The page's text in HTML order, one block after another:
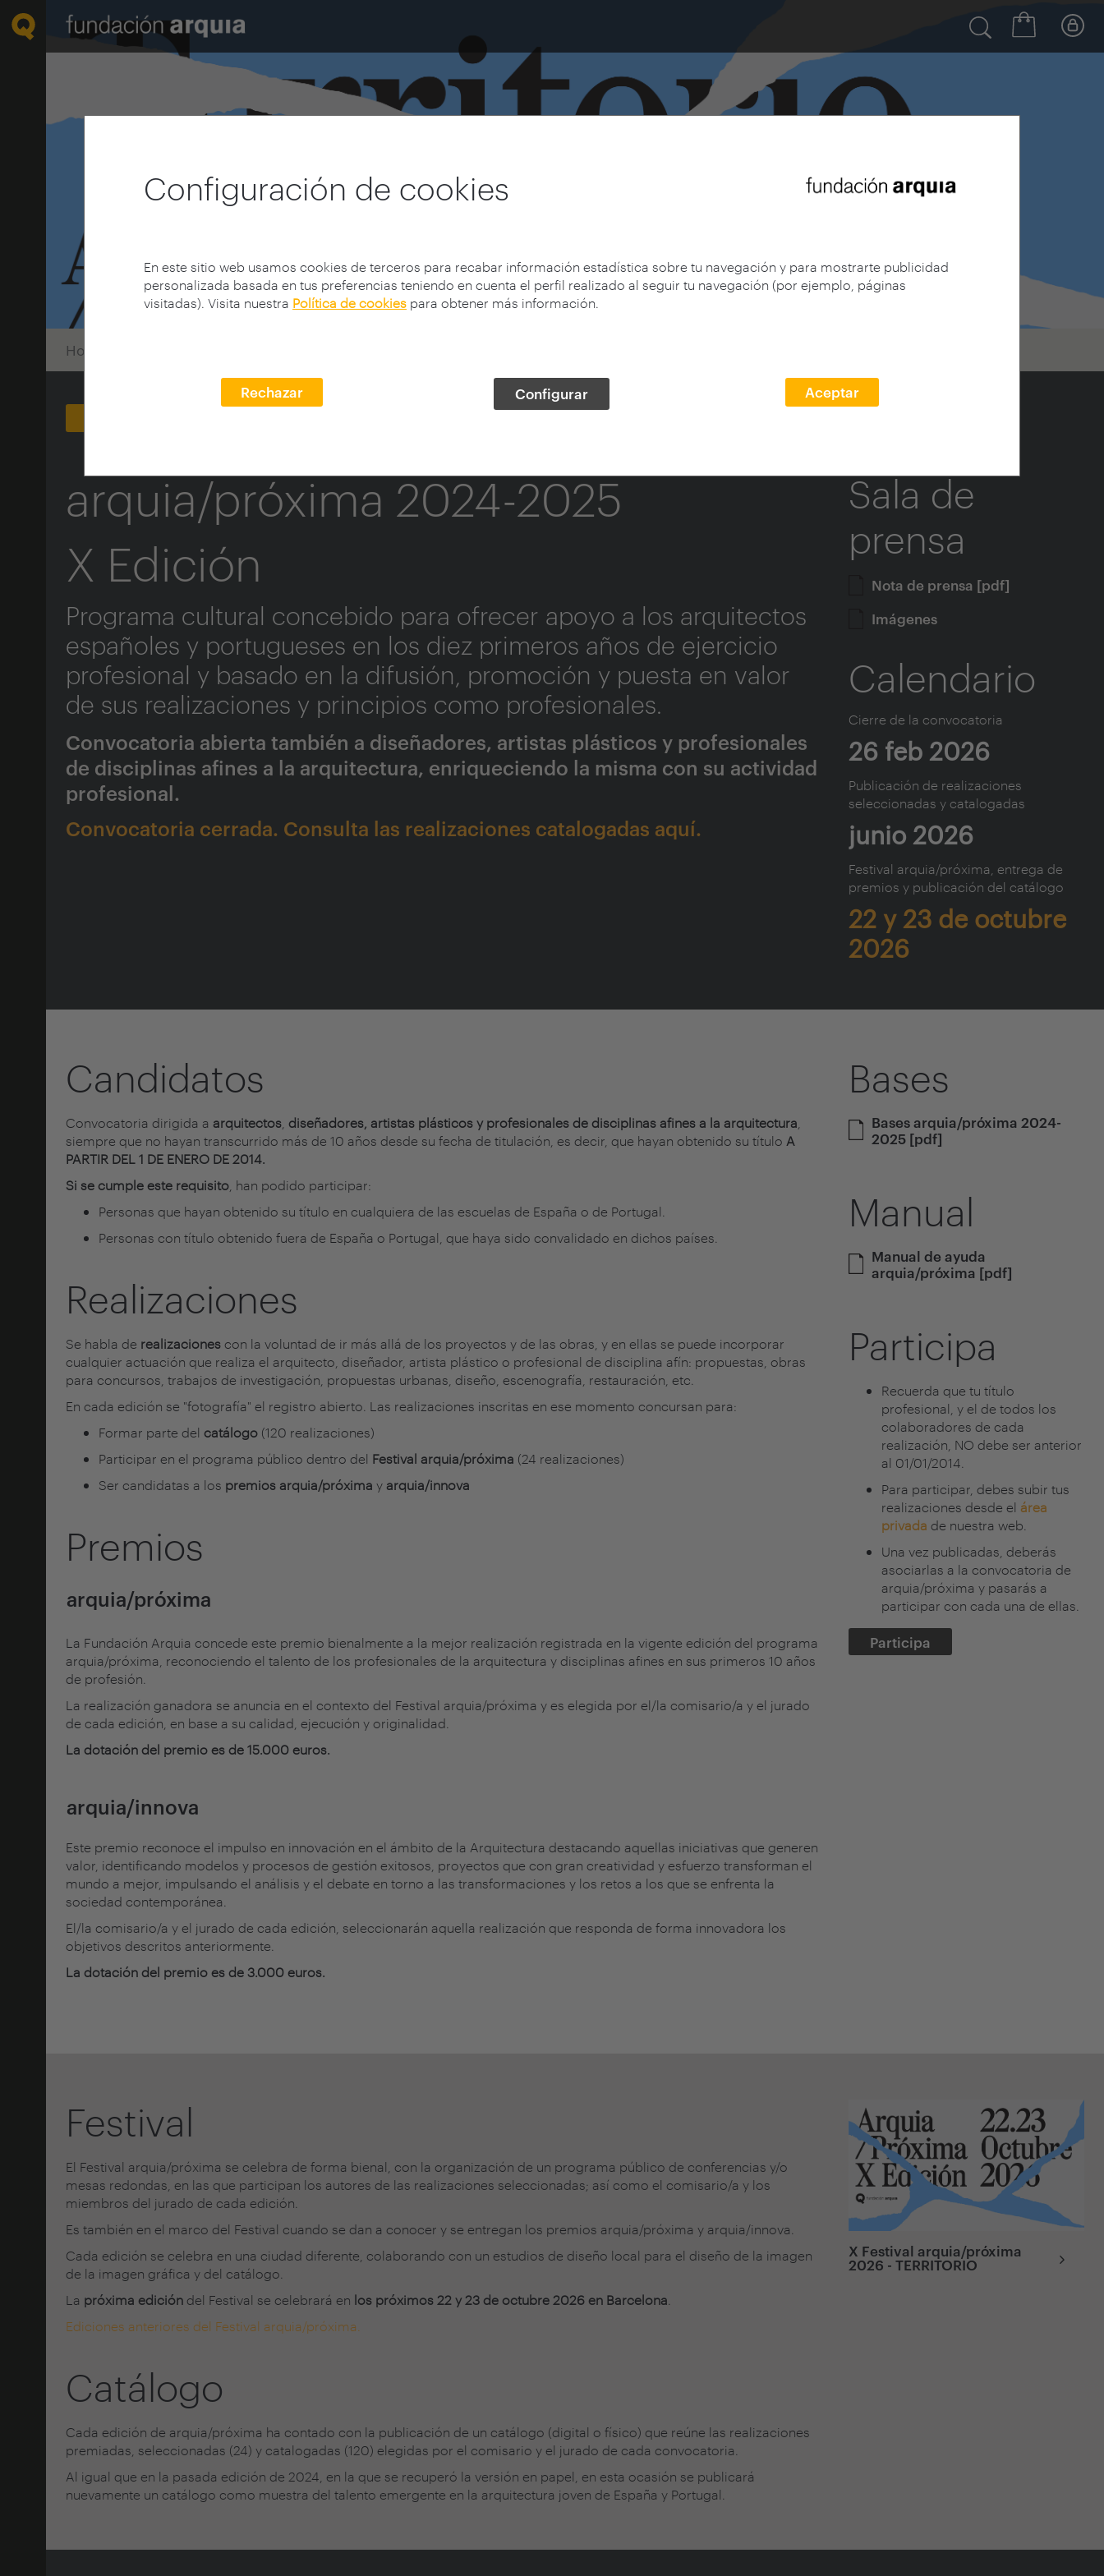
Configuración de cookies
En este sitio web usamos cookies de terceros para recabar información estadística sobre tu navegación y para mostrarte publicidad
personalizada basada en tus preferencias teniendo en cuenta el perfil realizado al seguir tu navegación (por ejemplo, páginas
visitadas). Visita nuestra Política de cookies para obtener más información.
Rechazar Configurar Aceptar
Home
arquia/próxima 2024-2025
X Edición
Programa cultural concebido para ofrecer apoyo a los arquitectos
españoles y portugueses en los diez primeros años de ejercicio
profesional y basado en la difusión, promoción y puesta en valor
de sus realizaciones y principios como profesionales.
Convocatoria abierta también a diseñadores, artistas plásticos y profesionales
de disciplinas afines a la arquitectura, enriqueciendo la misma con su actividad
profesional.
Convocatoria cerrada. Consulta las realizaciones catalogadas aquí.
Sala de
prensa
Nota de prensa [pdf]
Imágenes
Calendario
Cierre de la convocatoria
26 feb 2026
Publicación de realizaciones
seleccionadas y catalogadas
junio 2026
Festival arquia/próxima, entrega de
premios y publicación del catálogo
22 y 23 de octubre
2026
Candidatos
Convocatoria dirigida a arquitectos diseñadores, artistas plásticos y profesionales de disciplinas afines a la arquitectura
siempre que no hayan transcurrido más de 10 años desde su fecha de titulación, es decir, que hayan obtenido su título A
PARTIR DEL 1 DE ENERO DE 2014
Si se cumple este requisito , han podido participar:
Personas que hayan obtenido su título en cualquiera de las escuelas de España o de Portugal.
Personas con título obtenido fuera de España o Portugal, que haya sido convalidado en dichos países.
Realizaciones
Se habla de realizaciones con la voluntad de ir más allá de los proyectos y de las obras, y en ellas se puede incorporar
cualquier actuación que realiza el arquitecto, diseñador, artista plástico o profesional de disciplina afín: propuestas, obras
para concursos, trabajos de investigación, propuestas urbanas, diseño, escenografía, restauración, etc.
En cada edición se "fotografía" el registro abierto. Las realizaciones inscritas en ese momento concursan para:
Formar parte del catálogo (120 realizaciones)
Participar en el programa público dentro del Festival arquia/próxima (24 realizaciones)
Ser candidatas a los premios arquia/próxima y arquia/innova
Premios
arquia/próxima
La Fundación Arquia concede este premio bienalmente a la mejor realización registrada en la vigente edición del programa
arquia/próxima, reconociendo el talento de los profesionales de la arquitectura y disciplinas afines en sus primeros 10 años
de profesión.
La realización ganadora se anuncia en el contexto del Festival arquia/próxima y es elegida por el/la comisario/a y el jurado
de cada edición, en base a su calidad, ejecución y originalidad.
La dotación del premio es de 15.000 euros.
arquia/innova
Este premio reconoce el impulso en innovación en el ámbito de la Arquitectura destacando aquellas iniciativas que generen
valor, identificando modelos y procesos de gestión exitosos, proyectos que con gran creatividad y esfuerzo transforman el
mundo a mejor, impulsando el análisis y el debate en torno a las transformaciones y los retos a los que se enfrenta la
sociedad contemporánea.
El/la comisario/a y el jurado de cada edición, seleccionarán aquella realización que responda de forma innovadora los
objetivos descritos anteriormente.
La dotación del premio es de 3.000 euros.
Bases
Bases arquia/próxima 2024-
2025 [pdf]
Manual
Manual de ayuda
arquia/próxima [pdf]
Participa
Recuerda que tu título
profesional, y el de todos los
colaboradores de cada
realización, NO debe ser anterior
al 01/01/2014.
Para participar, debes subir tus
realizaciones desde el área
privada de nuestra web.
Una vez publicadas, deberás
asociarlas a la convocatoria de
arquia/próxima y pasarás a
participar con cada una de ellas.
Participa
Festival
El Festival arquia/próxima se celebra de forma bienal, con la organización de un programa público de conferencias y/o
mesas redondas, en las que participan los autores de las realizaciones seleccionadas; así como el comisario/a y los
miembros del jurado de cada edición.
Es también en el marco del Festival cuando se dan a conocer y se entregan los premios arquia/próxima y arquia/innova.
Cada edición se celebra en una ciudad diferente, colaborando con un estudios de diseño local para el diseño de la imagen
de la imagen gráfica y del catálogo.
La próxima edición del Festival se celebrará en los próximos 22 y 23 de octubre 2026 en Barcelona
Ediciones anteriores del Festival arquia/próxima.
Catálogo
Cada edición de arquia/próxima ha contado con la publicación de un catálogo (digital o físico) que reúne las realizaciones
premiadas, seleccionadas (24) y catalogadas (120) elegidas por el comisario y el jurado de cada convocatoria.
Al igual que en la pasada edición de 2024, en la que se recuperó la versión en papel, en esta ocasión se publicará
nuevamente un catálogo como muestra del talento emergente en la arquitectura joven de España y Portugal.
X Festival arquia/próxima
2026 - TERRITORIO